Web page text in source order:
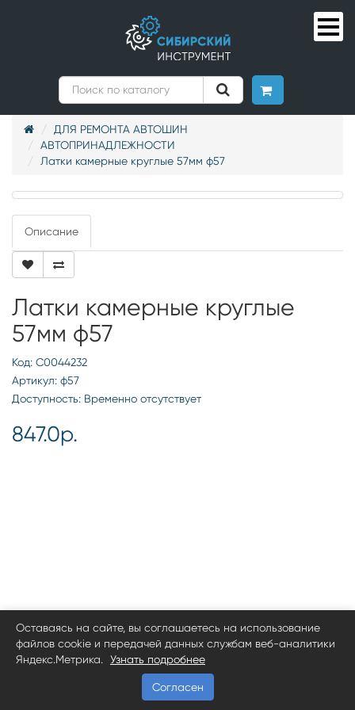
ДЛЯ РЕМОНТА АВТОШИН
АВТОПРИНАДЛЕЖНОСТИ
Латки камерные круглые 57мм ф57
Описание
Латки камерные круглые
57мм ф57
Код: С0044232
Артикул: ф57
Доступность: Временно отсутствует
847.0р.
Оставаясь на сайте, вы соглашаетесь на использование
файлов cookie и передачей данных службам веб-аналитики
Яндекс.Метрика.
Узнать подробнее
Согласен